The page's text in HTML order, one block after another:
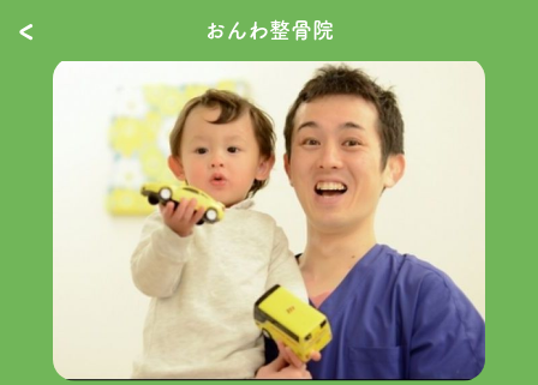
おんわ整骨院
‹